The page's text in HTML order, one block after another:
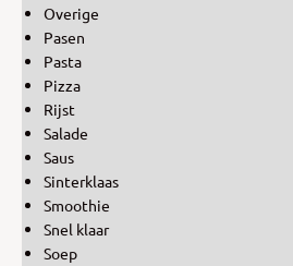
Overige
Pasen
Pasta
Pizza
Rijst
Salade
Saus
Sinterklaas
Smoothie
Snel klaar
Soep